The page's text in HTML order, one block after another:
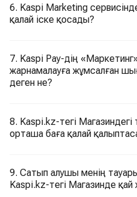
6. Kaspi Marketing
қалай іске қосады?
7. Kaspi Pay-дің
жарнамалауға жұмсалған
деген не?
8. Kaspi.kz-тегі
орташа баға қалай
9. Сатып алушы менің
Kaspi.kz-тегі Магазинде